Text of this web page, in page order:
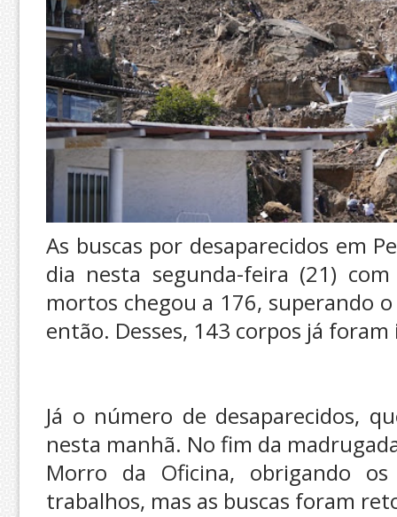
As buscas por desaparecidos em
dia nesta segunda-feira (21)
mortos chegou a 176, superando
então. Desses, 143 corpos já
Já o número de desaparecidos,
nesta manhã. No fim da
Morro da Oficina, obrigando
trabalhos, mas as buscas foram